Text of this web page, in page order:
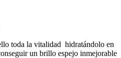
toda la vitalidad hidratándolo en
un brillo espejo inmejorable